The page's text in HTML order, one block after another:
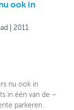
ook in
2011
nu ook in
in één van de –
parkeren.